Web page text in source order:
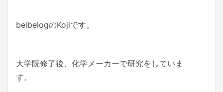
belbelogのKojiです。
大学院修了後、化学メーカーで研究をしていま
す。